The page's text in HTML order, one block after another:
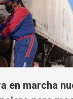
en marcha